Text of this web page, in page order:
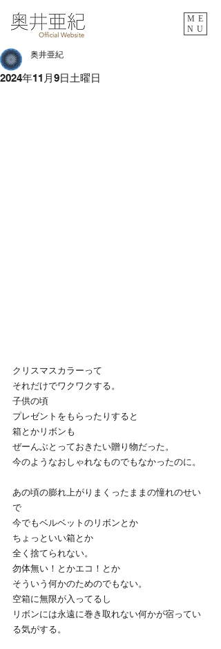
ME
NU
2024年11月9日土曜日
奥井亜紀
クリスマスカラーって
それだけでワクワクする。
子供の頃
プレゼントをもらったりすると
箱とかリボンも
ぜーんぶとっておきたい贈り物だった。
今のようなおしゃれなものでもなかったのに。
あの頃の膨れ上がりまくったままの憧れのせい
で
今でもベルベットのリボンとか
ちょっといい箱とか
全く捨てられない。
勿体無い！とかエコ！とか
そういう何かのためのでもない。
空箱に無限が入ってるし
リボンには永遠に巻き取れない何かが宿ってい
る気がする。